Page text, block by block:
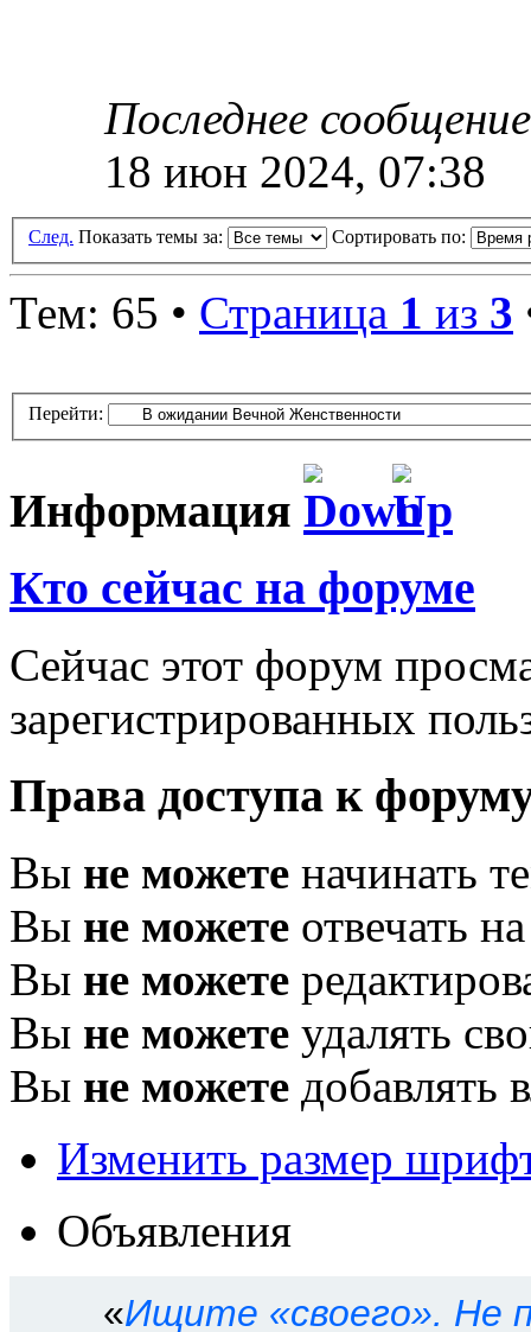
Последнее
18 июн 2024, 07:38
След. Показать темы за: Сортировать по:
Тем: 65 • Страница 1 из 3
Перейти:
Информация
Кто сейчас на форуме
Сейчас этот форум
зарегистрированных
Права доступа к
Вы не можете начинать
Вы не можете отвечать
Вы не можете
Вы не можете удалять
Вы не можете добавлять
Изменить размер
Объявления
«Ищите «своего». Не